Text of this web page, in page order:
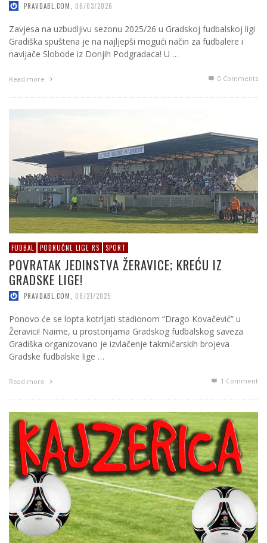
PRAVDABL.COM 06/03/2026
Zavjesa na uzbudljivu sezonu 2025/26 u Gradskoj fudbalskoj ligi
Gradiška spuštena je na najljepši mogući način za fudbalere i
navijače Slobode iz Donjih Podgradaca! U …
Read more 0 Comments
FUDBAL PODRUČNE LIGE RS SPORT
POVRATAK JEDINSTVA ŽERAVICE; KREĆU IZ
GRADSKE LIGE!
PRAVDABL.COM 08/21/2025
Ponovo će se lopta kotrljati stadionom “Drago Kovačević” u
Žeravici! Naime, u prostorijama Gradskog fudbalskog saveza
Gradiška organizovano je izvlačenje takmičarskih brojeva
Gradske fudbalske lige …
Read more 1 Comment